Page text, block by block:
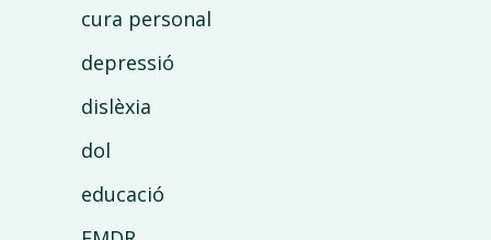
cura personal
depressió
dislèxia
dol
educació